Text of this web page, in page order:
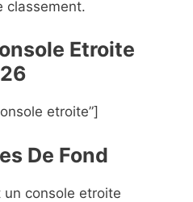
classement.
Etroite
etroite”]
De Fond
console etroite